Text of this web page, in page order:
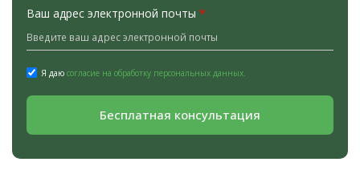
Ваш адрес электронной почты *
Я даю согласие на обработку персональных данных.
Бесплатная консультация